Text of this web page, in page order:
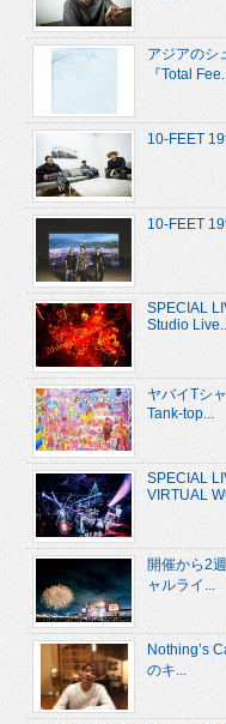
アジアのシ
『Total
10-FEET
10-FEET
SPECIAL
Studio
ヤバイTシ
Tank-top...
SPECIAL
VIRTUAL
開催から2
ャルライ...
Nothing’s
のキ...